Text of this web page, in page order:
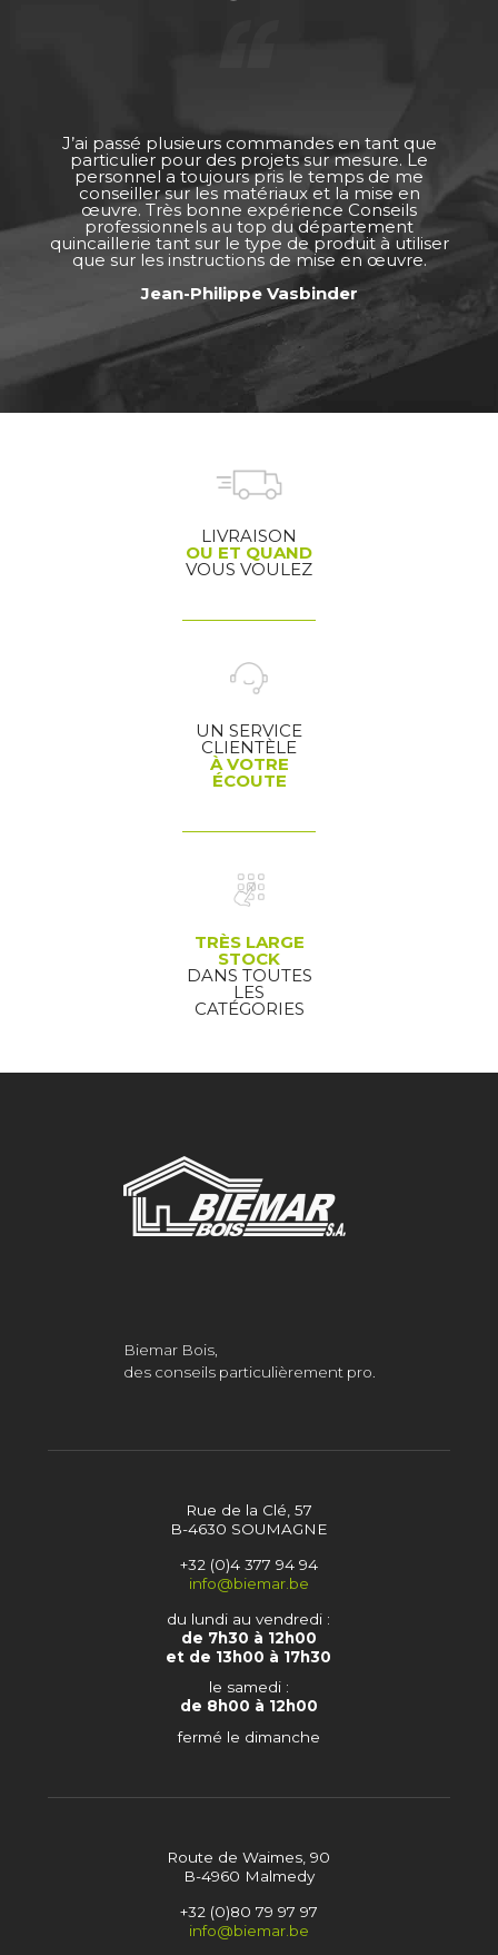
J’ai passé plusieurs commandes en tant que
particulier pour des projets sur mesure. Le
personnel a toujours pris le temps de me
conseiller sur les matériaux et la mise en
œuvre. Très bonne expérience Conseils
professionnels au top du département
quincaillerie tant sur le type de produit à utiliser
que sur les instructions de mise en œuvre.
Jean-Philippe Vasbinder
LIVRAISON
OU ET QUAND
VOUS VOULEZ
UN SERVICE
CLIENTÈLE
À VOTRE
ÉCOUTE
TRÈS LARGE
STOCK
DANS TOUTES
LES
CATÉGORIES
Biemar Bois,
des conseils particulièrement pro.
Rue de la Clé, 57
B-4630 SOUMAGNE
+32 (0)4 377 94 94
info@biemar.be
du lundi au vendredi :
de 7h30 à 12h00
et de 13h00 à 17h30
le samedi :
de 8h00 à 12h00
fermé le dimanche
Route de Waimes, 90
B-4960 Malmedy
+32 (0)80 79 97 97
info@biemar.be